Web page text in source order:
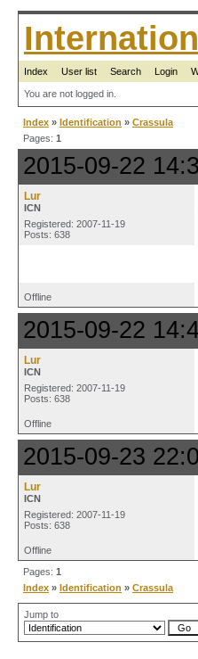
Index User list Search Login
You are not logged in.
Index » Identification » Crassula
Pages: 1
2015-09-22
Lur
ICN
Registered: 2007-11-19
Posts: 638
Offline
2015-09-22
Lur
ICN
Registered: 2007-11-19
Posts: 638
Offline
2015-09-23
Lur
ICN
Registered: 2007-11-19
Posts: 638
Offline
Pages: 1
Index » Identification » Crassula
Jump to